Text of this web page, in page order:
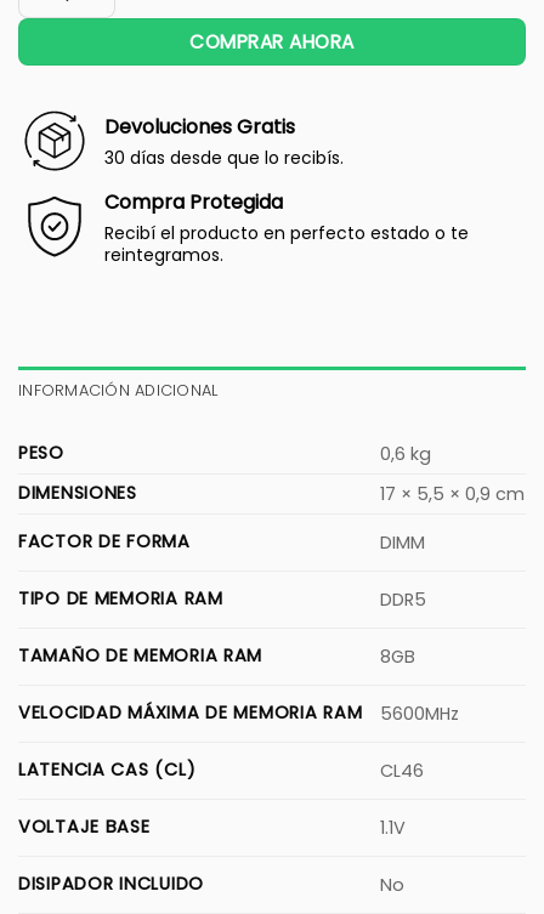
COMPRAR AHORA
Devoluciones Gratis
30 días desde que lo recibís.
Compra Protegida
Recibí el producto en perfecto estado o te
reintegramos.
INFORMACIÓN ADICIONAL
PESO
0,6 kg
DIMENSIONES
17 × 5,5 × 0,9 cm
FACTOR DE FORMA
DIMM
TIPO DE MEMORIA RAM DDR5
TAMAÑO DE MEMORIA RAM 8GB
VELOCIDAD MÁXIMA DE MEMORIA RAM 5600MHz
LATENCIA CAS (CL) CL46
VOLTAJE BASE 1.1V
DISIPADOR INCLUIDO No